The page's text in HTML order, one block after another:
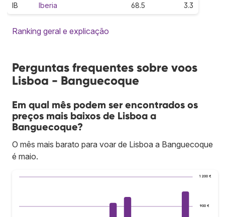
IB Iberia 68.5 3.3
Ranking geral e explicação
Perguntas frequentes sobre voos
Lisboa - Banguecoque
Em qual mês podem ser encontrados os
preços mais baixos de Lisboa a
Banguecoque?
O mês mais barato para voar de Lisboa a Banguecoque
é maio.
900 €
1 200 €